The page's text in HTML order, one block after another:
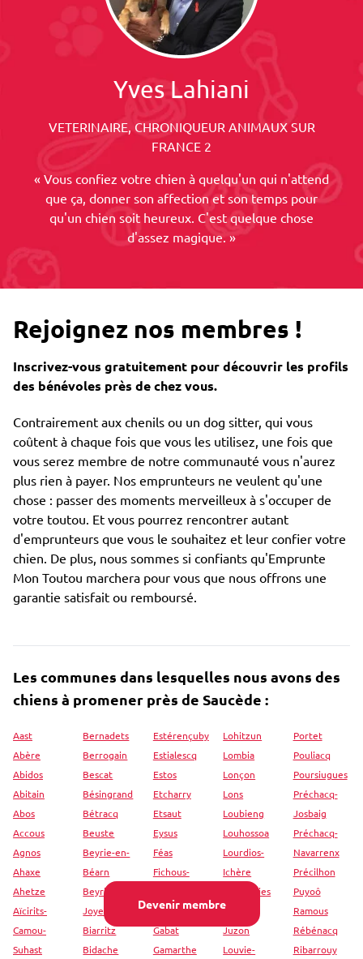
Devenir membre
Yves Lahiani
VETERINAIRE, CHRONIQUEUR ANIMAUX SUR
FRANCE 2
« Vous confiez votre chien à quelqu'un qui n'attend
que ça, donner son affection et son temps pour
qu'un chien soit heureux. C'est quelque chose
d'assez magique. »
Rejoignez nos membres !
Inscrivez-vous gratuitement pour découvrir les profils
des bénévoles près de chez vous.
Contrairement aux chenils ou un dog sitter, qui vous
coûtent à chaque fois que vous les utilisez, une fois que
vous serez membre de notre communauté vous n'aurez
plus rien à payer. Nos emprunteurs ne veulent qu'une
chose : passer des moments merveilleux à s'occuper de
votre toutou. Et vous pourrez rencontrer autant
d'emprunteurs que vous le souhaitez et leur confier votre
chien. De plus, nous sommes si confiants qu'Emprunte
Mon Toutou marchera pour vous que nous offrons une
garantie satisfait ou remboursé.
Les communes dans lesquelles nous avons des
chiens à promener près de Saucède :
Aast
Abère
Abidos
Abitain
Abos
Accous
Agnos
Ahaxe
Ahetze
Aïcirits-
Camou-
Suhast
Bernadets
Berrogain
Bescat
Bésingrand
Bétracq
Beuste
Beyrie-en-
Béarn
Beyrie-sur-
Joyeuse
Biarritz
Bidache
Estérençuby
Estialescq
Estos
Etcharry
Etsaut
Eysus
Féas
Fichous-
Gabaston
Gabat
Gamarthe
Lohitzun
Lombia
Lonçon
Lons
Loubieng
Louhossoa
Lourdios-
Ichère
Lourenties
Louvie-
Juzon
Louvie-
Portet
Pouliacq
Poursiugues
Préchacq-
Josbaig
Préchacq-
Navarrenx
Précilhon
Puyoô
Ramous
Rébénacq
Ribarrouy